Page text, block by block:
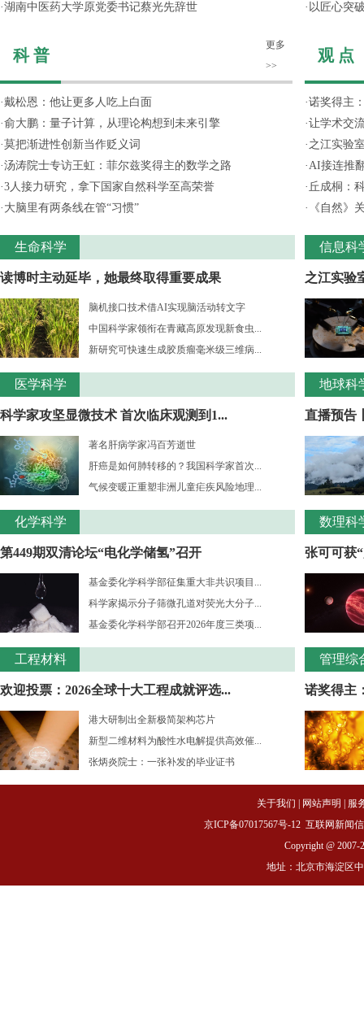
·湖南中医药大学原党委书记蔡光先辞世
科 普
更多
>>
·戴松恩：他让更多人吃上白面
·俞大鹏：量子计算，从理论构想到未来引擎
·莫把渐进性创新当作贬义词
·汤涛院士专访王虹：菲尔兹奖得主的数学之路
·3人接力研究，拿下国家自然科学至高荣誉
· 大脑里有两条线在管“习惯”
生命科学
读博时主动延毕，她最终取得重要成果
脑机接口技术借AI实现脑活动转文字
中国科学家领衔在青藏高原发现新食虫...
新研究可快速生成胶质瘤毫米级三维病...
医学科学
科学家攻坚显微技术 首次临床观测到1...
著名肝病学家冯百芳逝世
肝癌是如何肺转移的？我国科学家首次...
气候变暖正重塑非洲儿童疟疾风险地理...
化学科学
第449期双清论坛“电化学储氢”召开
基金委化学科学部征集重大非共识项目...
科学家揭示分子筛微孔道对荧光大分子...
基金委化学科学部召开2026年度三类项...
工程材料
欢迎投票：2026全球十大工程成就评选...
港大研制出全新极简架构芯片
新型二维材料为酸性水电解提供高效催...
张炳炎院士：一张补发的毕业证书
· 以匠心突
观 点
·诺奖得主
·让学术交
· 之江实验
·AI接连推
· 丘成桐：
·
《自然》
信息科
之江实验
地球科
直播预告
数理科
张可可获
管理综
诺奖得主
关于我们 网站声明
服
京ICP备07017567号-12 互联网新闻
Copyright @ 2007-
地址：北京市海淀区